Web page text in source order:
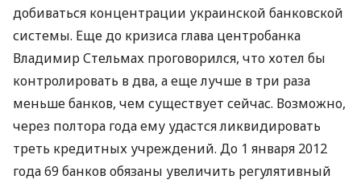
добиваться концентрации украинской банковской
системы. Еще до кризиса глава центробанка
Владимир Стельмах проговорился, что хотел бы
контролировать в два, а еще лучше в три раза
меньше банков, чем существует сейчас. Возможно,
через полтора года ему удастся ликвидировать
треть кредитных учреждений. До 1 января 2012
года 69 банков обязаны увеличить регулятивный